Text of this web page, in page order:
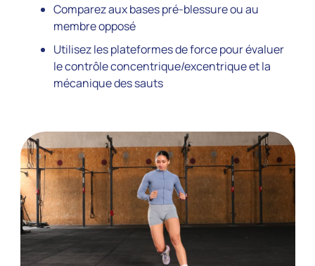
Comparez aux bases pré-blessure ou au
membre opposé
Utilisez les plateformes de force pour évaluer
le contrôle concentrique/excentrique et la
mécanique des sauts